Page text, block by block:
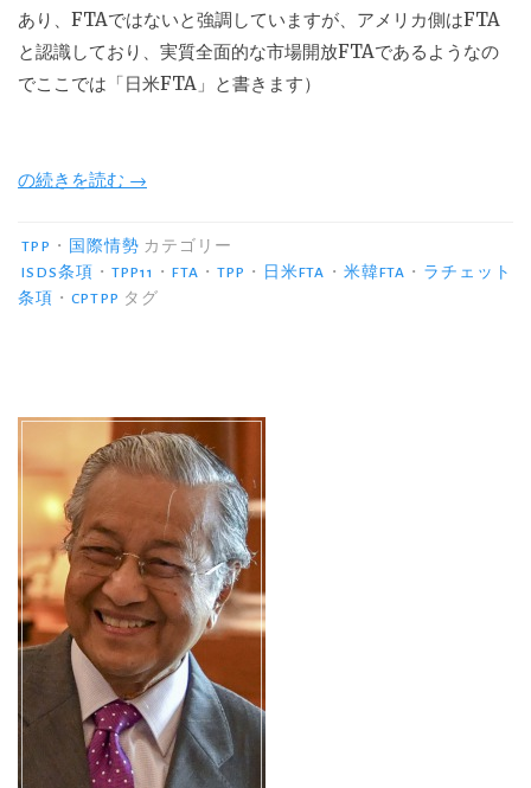
あり、FTAではないと強調していますが、アメリカ側はFTA
と認識しており、実質全面的な市場開放FTAであるようなの
でここでは「日米FTA」と書きます）
“米
FTA
で
分
FTA
悪
影
響”
の続きを読む →
TPP ・ 国際情勢 カテゴリー
ISDS条項 ・ TPP11 ・FTA ・ TPP ・ 日米FTA ・ 米韓FTA ・ ラチェット
条項 ・CPTPP タグ